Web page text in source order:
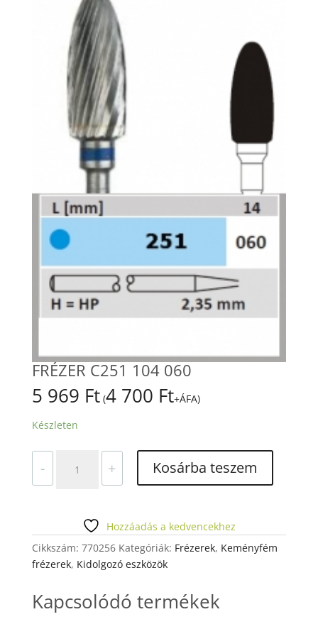
FRÉZER C251 104 060
5 969 Ft (4 700 Ft+ÁFA)
Készleten
-
C251
mennyiség
+ Kosárba teszem
Hozzáadás a kedvencekhez
Cikkszám: 770256 Kategóriák: Frézerek, Keményfém
frézerek, Kidolgozó eszközök
Kapcsolódó termékek